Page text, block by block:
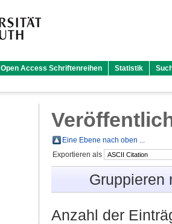
Open Access Schriftenreihen Statistik
Eine Ebene nach oben ...
Exportieren als
Anzahl der